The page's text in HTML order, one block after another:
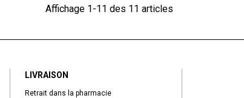
Affichage 1-11 des 11 articles
LIVRAISON
Retrait dans la pharmacie